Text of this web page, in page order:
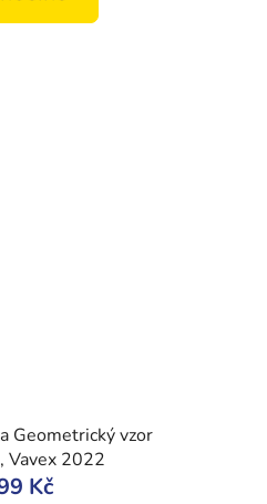
Geometrický vzor
Vavex 2022
Kč